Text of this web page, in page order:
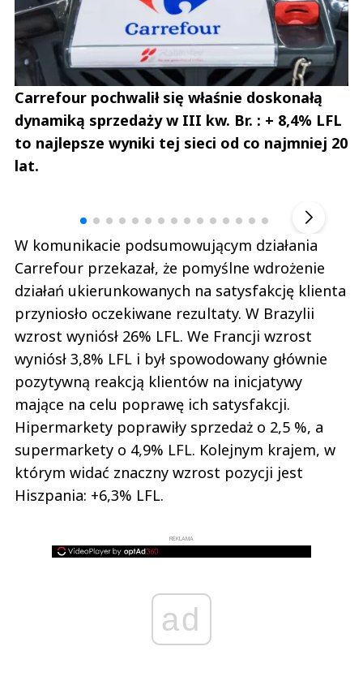
Carrefour pochwalił się właśnie doskonałą
dynamiką sprzedaży w III kw. Br. : + 8,4% LFL
to najlepsze wyniki tej sieci od co najmniej 20
lat.
W komunikacie podsumowującym działania
Carrefour przekazał, że pomyślne wdrożenie
działań ukierunkowanych na satysfakcję klienta
przyniosło oczekiwane rezultaty. W Brazylii
wzrost wyniósł 26% LFL. We Francji wzrost
wyniósł 3,8% LFL i był spowodowany głównie
pozytywną reakcją klientów na inicjatywy
mające na celu poprawę ich satysfakcji.
Hipermarkety poprawiły sprzedaż o 2,5 %, a
supermarkety o 4,9% LFL. Kolejnym krajem, w
którym widać znaczny wzrost pozycji jest
Hiszpania: +6,3% LFL.
REKLAMA
ad